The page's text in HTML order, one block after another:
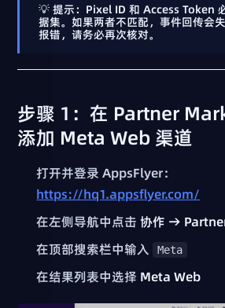
💡提示：Pixel ID 和 Access Token
据集。如果两者不匹配，事件回传会
报错，请务必再次核对。
步骤 1：在 Partner
添加 Meta Web 渠道
打开并登录 AppsFlyer：
https://hq1.appsflyer.com/
在左侧导航中点击协作 →
在顶部搜索栏中输入
Meta
在结果列表中选择 Meta Web